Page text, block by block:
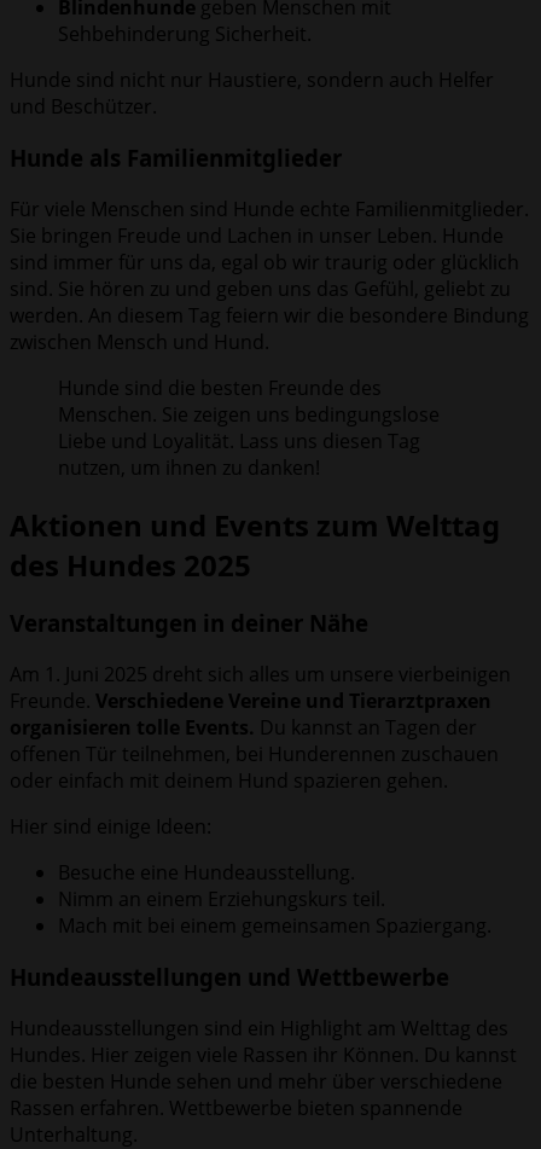
Blindenhunde geben Menschen mit
Sehbehinderung Sicherheit.
Hunde sind nicht nur Haustiere, sondern auch Helfer
und Beschützer.
Hunde als Familienmitglieder
Für viele Menschen sind Hunde echte Familienmitglieder.
Sie bringen Freude und Lachen in unser Leben. Hunde
sind immer für uns da, egal ob wir traurig oder glücklich
sind. Sie hören zu und geben uns das Gefühl, geliebt zu
werden. An diesem Tag feiern wir die besondere Bindung
zwischen Mensch und Hund.
Hunde sind die besten Freunde des
Menschen. Sie zeigen uns bedingungslose
Liebe und Loyalität. Lass uns diesen Tag
nutzen, um ihnen zu danken!
Aktionen und Events zum Welttag
des Hundes 2025
Veranstaltungen in deiner Nähe
Am 1. Juni 2025 dreht sich alles um unsere vierbeinigen
Freunde. Verschiedene Vereine und Tierarztpraxen
organisieren tolle Events. Du kannst an Tagen der
offenen Tür teilnehmen, bei Hunderennen zuschauen
oder einfach mit deinem Hund spazieren gehen.
Hier sind einige Ideen:
Besuche eine Hundeausstellung.
Nimm an einem Erziehungskurs teil.
Mach mit bei einem gemeinsamen Spaziergang.
Hundeausstellungen und Wettbewerbe
Hundeausstellungen sind ein Highlight am Welttag des
Hundes. Hier zeigen viele Rassen ihr Können. Du kannst
die besten Hunde sehen und mehr über verschiedene
Rassen erfahren. Wettbewerbe bieten spannende
Unterhaltung.